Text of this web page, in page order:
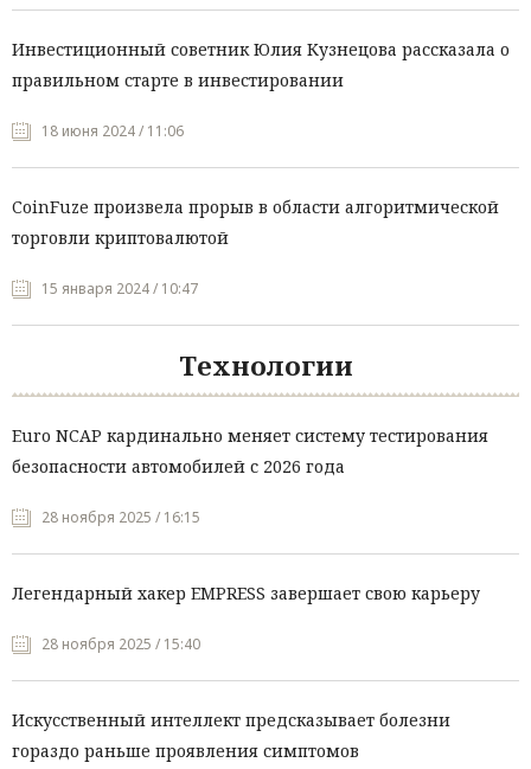
Инвестиционный советник Юлия Кузнецова рассказала о
правильном старте в инвестировании
18 июня 2024 / 11:06
CoinFuze произвела прорыв в области алгоритмической
торговли криптовалютой
15 января 2024 / 10:47
Технологии
Euro NCAP кардинально меняет систему тестирования
безопасности автомобилей с 2026 года
28 ноября 2025 / 16:15
Легендарный хакер EMPRESS завершает свою карьеру
28 ноября 2025 / 15:40
Искусственный интеллект предсказывает болезни
гораздо раньше проявления симптомов